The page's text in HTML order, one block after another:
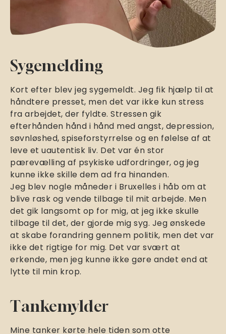
Sygemelding
Kort efter blev jeg sygemeldt. Jeg fik hjælp til at
håndtere presset, men det var ikke kun stress
fra arbejdet, der fyldte. Stressen gik
efterhånden hånd i hånd med angst, depression,
søvnløshed, spiseforstyrrelse og en følelse af at
leve et uautentisk liv. Det var én stor
pærevælling af psykiske udfordringer, og jeg
kunne ikke skille dem ad fra hinanden.
Jeg blev nogle måneder i Bruxelles i håb om at
blive rask og vende tilbage til mit arbejde. Men
det gik langsomt op for mig, at jeg ikke skulle
tilbage til det, der gjorde mig syg. Jeg ønskede
at skabe forandring gennem politik, men det var
ikke det rigtige for mig. Det var svært at
erkende, men jeg kunne ikke gøre andet end at
lytte til min krop.
Tankemylder
Mine tanker kørte hele tiden som otte